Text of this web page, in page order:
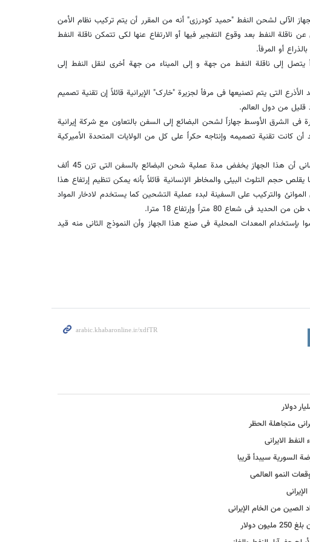
الآلی لشحن النفط "حمید کودرزی" أنه من المقرر أن یتم ترکیب نظام الأمن
عن ناقلة النفط بعد وقوع التفجیر فیها أو الارتفاع عنها لکی تتمکن ناقلة النفط
أو المرفأ.
یتصل إلی ناقلة النفط من جهة و إلی المیناء من جهة أخری لنقل النفط إلی
التی یتم تصنیعها فی مرفأ لجزیرة "خارک" الإیرانیة قائلاً إن تقنیة تصمیم
قلیل من دول العالم.
فی الشرق الأوسط جهازاً لشحن البضائع إلى السفن بالتعاون مع شرکة إیرانیة
أن کانت تقنیة تصمیمه وإنتاجه حکراً علی کل من الولایات المتحدة الأمیرکیة
وقد أکد مصمم الجهاز حامد معری کاشانی أن هذا الجهاز یخفض مدة عملیة شحن البضائع بالسفن التی تزن 45 ألف
إلی أقل عن 3 أیام کما یقلص حجم التلوث البیئی والمخاطر الإنسانیة قائلاً بأنه یمکن تنظیم إرتفاع هذا
الموانئ والترکیب علی السفینة لبدء عملیة التشحین کما یستخدم لادخار المواد
بإستخدام المعدات المحلیة فی صنع هذا الجهاز وأن النموذج الثانی منه قید
متجاهلة الحظر
الایرانی
السوریة سیبدأ قریبا
النمو العالمی
دولار